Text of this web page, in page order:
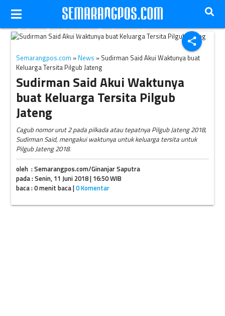
share
Sudirman Said. (Instagram-@sudirmansa1d)
Semarangpos.com » News » Sudirman Said Akui Waktunya buat
Keluarga Tersita Pilgub Jateng
Sudirman Said Akui Waktunya
buat Keluarga Tersita Pilgub
Jateng
Cagub nomor urut 2 pada pilkada atau tepatnya Pilgub Jateng 2018,
Sudirman Said, mengakui waktunya untuk keluarga tersita untuk
Pilgub Jateng 2018.
oleh : Semarangpos.com/Ginanjar Saputra
pada : Senin, 11 Juni 2018 | 16:50 WIB
baca : 0 menit baca |0 Komentar